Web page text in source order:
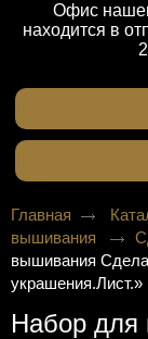
Офис
находится в
Главная
вышивания
вышивания
украшения.Лист.»
Набор для